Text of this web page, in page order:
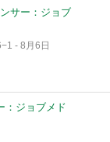
サー：ジョブ
- 8月6日
：ジョブメド